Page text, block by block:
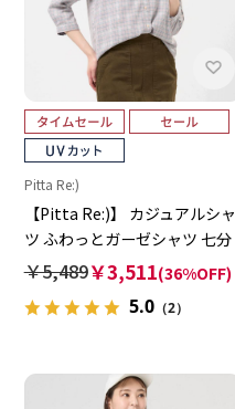
Pitta Re:)
【Pitta Re:)】 カジュアルシャ
ツ ふわっとガーゼシャツ 七分
袖 綿100% レディース
￥5,489￥3,511(36%OFF)
5.0（2）